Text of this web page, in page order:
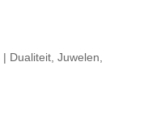
| Dualiteit, Juwelen